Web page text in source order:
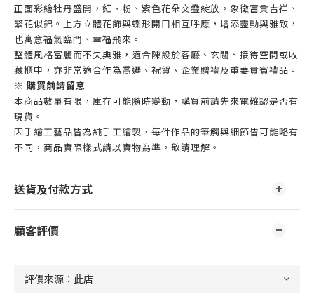
正面彩繪牡丹盛開，紅、粉、紫色花朵交疊綻放，象徵富貴吉祥、
繁花似錦。上方立體花飾與蝶形開口相互呼應，增添靈動與雅致，
也寓意福氣臨門、幸福飛來。
整體風格富麗而不失典雅，適合陳設於客廳、玄關、接待空間或收
藏櫃中，亦非常適合作為喬遷、祝賀、企業贈禮及重要貴賓禮品。
※ 購買前請留意
本商品數量有限，庫存可能隨時變動，購買前請先來電確認是否有
現貨。
因手繪工藝品皆為純手工繪製，每件作品的筆觸與細節皆可能略有
不同，商品實際樣式請以實物為準，敬請理解。
送貨及付款方式
顧客評價